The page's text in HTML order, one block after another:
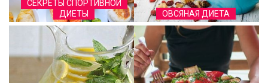
СЕКРЕТЫ СПОРТИВНОЙ
ДИЕТЫ
ОВСЯНАЯ ДИЕТА